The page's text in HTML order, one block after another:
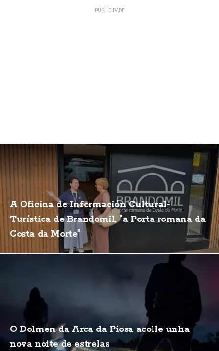
A Oficina de Información Cultural-
Turística de Brandomil, "a Porta romana da
Costa da Morte"
O Dolmen da Arca da Piosa acolle unha
nova noite de estrelas